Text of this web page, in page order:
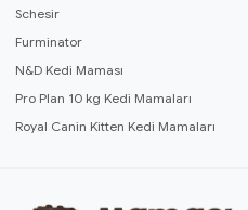
Schesir
Furminator
N&D Kedi Maması
Pro Plan 10 kg Kedi Mamaları
Royal Canin Kitten Kedi Mamaları